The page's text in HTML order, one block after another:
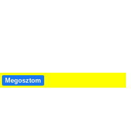
Megosztom